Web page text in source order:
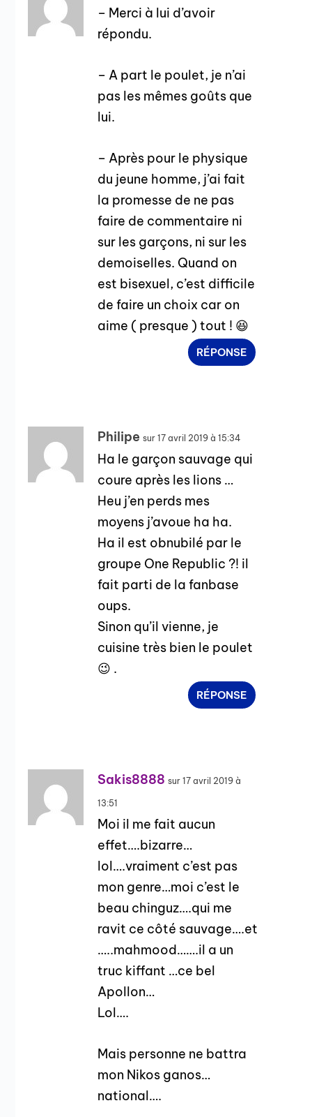
– Merci à lui d’avoir
répondu.
– A part le poulet, je n’ai
pas les mêmes goûts que
lui.
– Après pour le physique
du jeune homme, j’ai fait
la promesse de ne pas
faire de commentaire ni
sur les garçons, ni sur les
demoiselles. Quand on
est bisexuel, c’est difficile
de faire un choix car on
aime ( presque ) tout ! 😆
RÉPONSE
Philipe sur 17 avril 2019 à 15:34
Ha le garçon sauvage qui
coure après les lions …
Heu j’en perds mes
moyens j’avoue ha ha.
Ha il est obnubilé par le
groupe One Republic ?! il
fait parti de la fanbase
oups.
Sinon qu’il vienne, je
cuisine très bien le poulet
😉 .
RÉPONSE
Sakis8888 sur 17 avril 2019 à
13:51
Moi il me fait aucun
effet….bizarre…
lol….vraiment c’est pas
mon genre…moi c’est le
beau chinguz….qui me
ravit ce côté sauvage….et
…..mahmood…….il a un
truc kiffant …ce bel
Apollon…
Lol….
Mais personne ne battra
mon Nikos ganos…
national….